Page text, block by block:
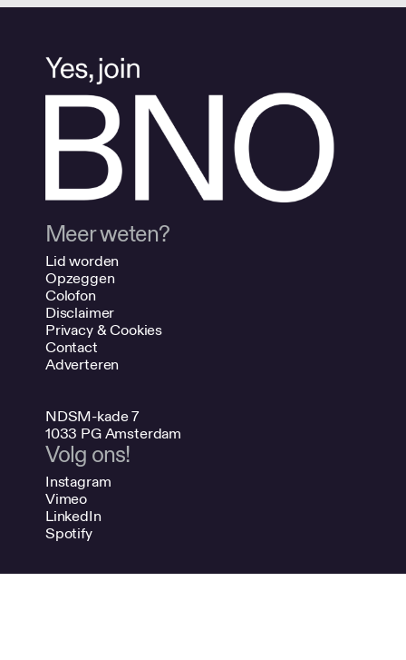
Meer weten?
Lid worden
Opzeggen
Colofon
Disclaimer
Privacy & Cookies
Contact
Adverteren
NDSM-kade 7
1033 PG Amsterdam
Volg ons!
Instagram
Vimeo
LinkedIn
Spotify